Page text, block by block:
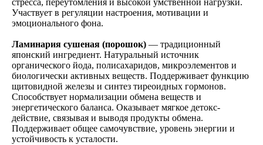
стресса, переутомления и высокой умственной нагрузки.
Участвует в регуляции настроения, мотивации и
эмоционального фона.
Ламинария сушеная (порошок) — традиционный
японский ингредиент. Натуральный источник
органического йода, полисахаридов, микроэлементов и
биологически активных веществ. Поддерживает функцию
щитовидной железы и синтез тиреоидных гормонов.
Способствует нормализации обмена веществ и
энергетического баланса. Оказывает мягкое детокс-
действие, связывая и выводя продукты обмена.
Поддерживает общее самочувствие, уровень энергии и
устойчивость к усталости.